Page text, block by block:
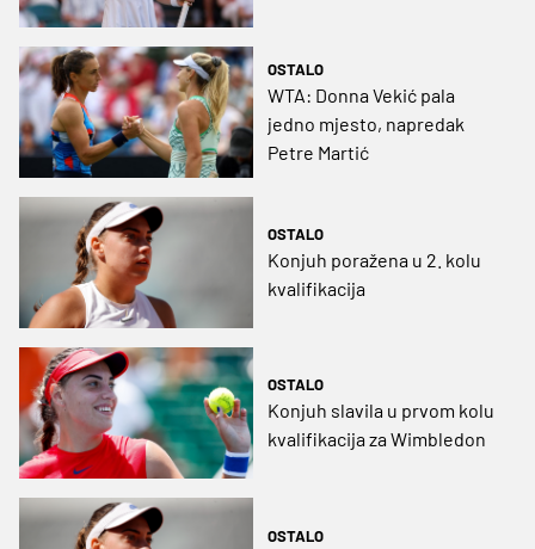
OSTALO
WTA: Donna Vekić pala
jedno mjesto, napredak
Petre Martić
OSTALO
Konjuh poražena u 2. kolu
kvalifikacija
OSTALO
Konjuh slavila u prvom kolu
kvalifikacija za Wimbledon
OSTALO